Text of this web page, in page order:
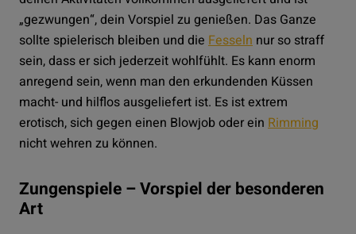
„gezwungen“, dein Vorspiel zu genießen. Das Ganze
sollte spielerisch bleiben und die Fesseln nur so straff
sein, dass er sich jederzeit wohlfühlt. Es kann enorm
anregend sein, wenn man den erkundenden Küssen
macht- und hilflos ausgeliefert ist. Es ist extrem
erotisch, sich gegen einen Blowjob oder ein Rimming
nicht wehren zu können.
Zungenspiele – Vorspiel der besonderen
Art